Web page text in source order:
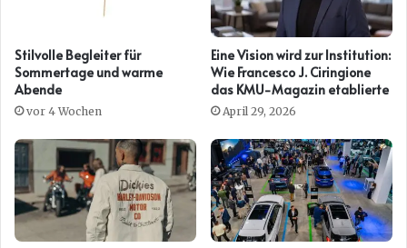
Stilvolle Begleiter für
Sommertage und warme
Abende
vor 4 Wochen
Eine Vision wird zur Institution:
Wie Francesco J. Ciringione
das KMU-Magazin etablierte
April 29, 2026